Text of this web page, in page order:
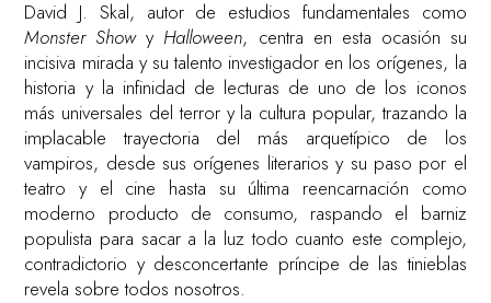
David J. Skal, autor de estudios fundamentales como
Monster Showy Halloween, centra en esta ocasión su
incisiva mirada y su talento investigador en los orígenes, la
historia y la infinidad de lecturas de uno de los iconos
más universales del terror y la cultura popular, trazando la
implacable trayectoria del más arquetípico de los
vampiros, desde sus orígenes literarios y su paso por el
teatro y el cine hasta su última reencarnación como
moderno producto de consumo, raspando el barniz
populista para sacar a la luz todo cuanto este complejo,
contradictorio y desconcertante príncipe de las tinieblas
revela sobre todos nosotros.